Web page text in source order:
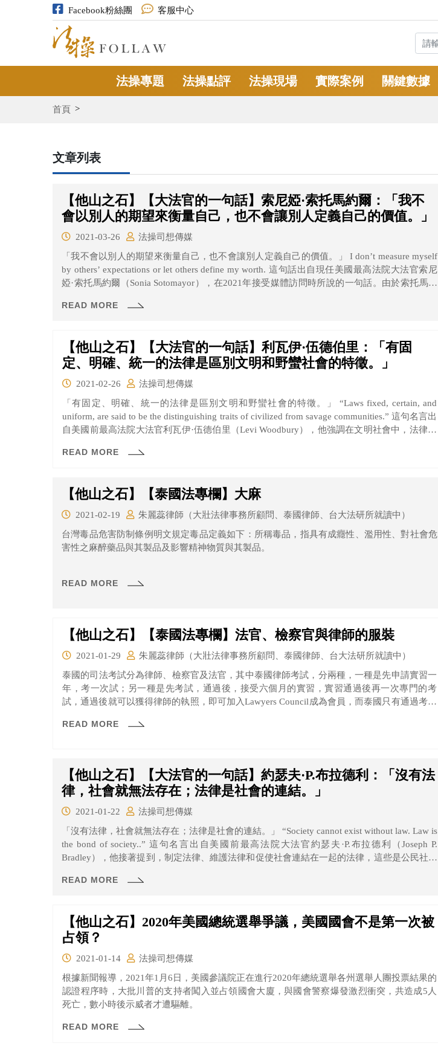
Facebook粉絲團 客服中心
法操專題 法操點評 法操現場 實際案例 關鍵數據
首頁
文章列表
【他山之石】【大法官的一句話】索尼婭·索托馬約爾：「我不
會以別人的期望來衡量自己，也不會讓別人定義自己的價值。」
2021-03-26
法操司想傳媒
「我不會以別人的期望來衡量自己，也不會讓別人定義自己的價值。」 I don’t measure myself
by others’ expectations or let others define my worth. 這句話出自現任美國最高法院大法官索尼
婭·索托馬約爾（Sonia Sotomayor），在2021年接受媒體訪問時所說的一句話。由於索托馬約
會中要背負著歧見力爭上游，是需要多麼強大的精神力。
READ MORE
【他山之石】【大法官的一句話】利瓦伊·伍德伯里：「有固
定、明確、統一的法律是區別文明和野蠻社會的特徵。」
2021-02-26
法操司想傳媒
「有固定、明確、統一的法律是區別文明和野蠻社會的特徵。」 “Laws fixed, certain, and
uniform, are said to be the distinguishing traits of civilized from savage communities.” 這句名言出
自美國前最高法院大法官利瓦伊·伍德伯里（Levi Woodbury），他強調在文明社會中，法律不
時，它要求法律規範內容須處於穩定的狀態，使人民得以預測其行為將產生何種法律效果，進
READ MORE
【他山之石】【泰國法專欄】大麻
2021-02-19
朱麗蕊律師（大壯法律事務所顧問、泰國律師、台大法研所就讀中）
台灣毒品危害防制條例明文規定毒品定義如下：所稱毒品，指具有成癮性、濫用性、對社會危
害性之麻醉藥品與其製品及影響精神物質與其製品。
READ MORE
【他山之石】【泰國法專欄】法官、檢察官與律師的服裝
2021-01-29
朱麗蕊律師（大壯法律事務所顧問、泰國律師、台大法研所就讀中）
泰國的司法考試分為律師、檢察官及法官，其中泰國律師考試，分兩種，一種是先申請實習一
年，考一次試；另一種是先考試，通過後，接受六個月的實習，實習通過後再一次專門的考
試，通過後就可以獲得律師的執照，即可加入Lawyers Council成為會員，而泰國只有通過考試
READ MORE
【他山之石】【大法官的一句話】約瑟夫·P.布拉德利：「沒有法
律，社會就無法存在；法律是社會的連結。」
2021-01-22
法操司想傳媒
「沒有法律，社會就無法存在；法律是社會的連結。」 “Society cannot exist without law. Law is
the bond of society..” 這句名言出自美國前最高法院大法官約瑟夫·P.布拉德利（Joseph P.
Bradley），他接著提到，制定法律、維護法律和促使社會連結在一起的法律，這些是公民社會
範，適用同樣的是非對錯準則，能降低衝突的發生。
READ MORE
【他山之石】2020年美國總統選舉爭議，美國國會不是第一次被
占領？
2021-01-14
法操司想傳媒
根據新聞報導，2021年1月6日，美國參議院正在進行2020年總統選舉各州選舉人團投票結果的
認證程序時，大批川普的支持者闖入並占領國會大廈，與國會警察爆發激烈衝突，共造成5人
死亡，數小時後示威者才遭驅離。
READ MORE